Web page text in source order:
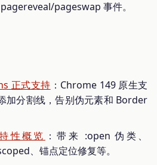
pageswap 事件。
正式支持 ：Chrome 149 原生支
加分割线，告别伪元素和 Border
性概览 ：带来 :open 伪类、
、锚点定位修复等。